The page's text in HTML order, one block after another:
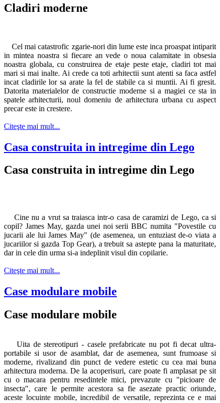
Cladiri moderne
Cel mai catastrofic zgarie-nori din lume este inca proaspat intiparit
in mintea noastra si fiecare an vede o noua calamitate in obsesia
noastra globala, cu construirea de etaje peste etaje, cladiri tot mai
mari si mai inalte. Ai crede ca toti arhitectii sunt atenti sa faca astfel
incat cladirile lor sa arate la fel de stabile ca si muntii. Ai fi gresit.
Datorita materialelor de constructie moderne si a magiei ce sta in
spatele arhitecturii, noul domeniu de arhitectura urbana cu aspect
precar este in crestere.
Citeşte mai mult...
Casa construita in intregime din Lego
Casa construita in intregime din Lego
Cine nu a vrut sa traiasca intr-o casa de caramizi de Lego, ca si
copil? James May, gazda unei noi serii BBC numita "Povestile cu
jucarii ale lui James May" (de asemenea, un entuziast de-o viata a
jucariilor si gazda Top Gear), a trebuit sa astepte pana la maturitate,
dar in cele din urma si-a indeplinit visul din copilarie.
Citeşte mai mult...
Case modulare mobile
Case modulare mobile
Uita de stereotipuri - casele prefabricate nu pot fi decat ultra-
portabile si usor de asamblat, dar de asemenea, sunt frumoase si
moderne, rivalizand din punct de vedere estetic cu cea mai buna
arhitectura moderna. De la acoperisuri, care poate fi amplasat pe sit
cu o macara pentru resedintele mici, prevazute cu "picioare de
insecta", care le permite acestora sa fie asezate practic oriunde,
aceste locuinte mobile, incredibil de versatile, reprezinta ce e mai